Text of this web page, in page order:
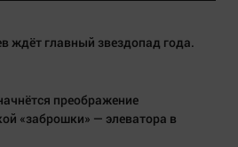
ждёт главный звездопад года.
преображение
«заброшки» — элеватора в